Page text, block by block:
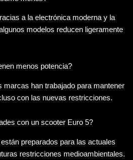
a la electrónica moderna y la
modelos reducen ligeramente
menos potencia?
marcas han trabajado para mantener
con las nuevas restricciones.
con un scooter Euro 5?
preparados para las actuales
restricciones medioambientales.